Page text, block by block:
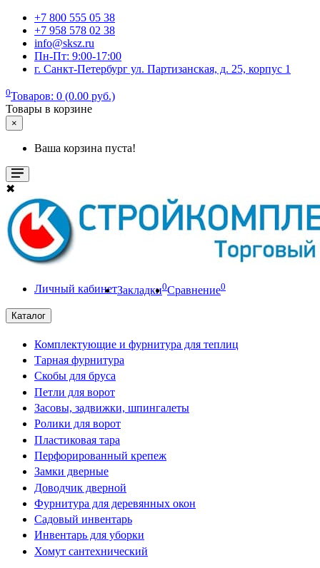
+7 800 555 05 38
+7 958 578 02 38
info@sksz.ru
Пн-Пт: 9:00-17:00
г. Санкт-Петербург ул. Партизанская, д. 25, корпус 1
0Товаров: 0 (0.00 руб.)
Товары в корзине
×
Ваша корзина пуста!
✖
Личный кабинетЗакладки0Сравнение0
Каталог
Комплектующие и фурнитура для теплиц
Тарная фурнитура
Скобы для бруса
Петли для ворот
Засовы, задвижки, шпингалеты
Ролики для ворот
Пластиковая тара
Перфорированный крепеж
Замки дверные
Доводчик дверной
Фурнитура для деревянных окон
Садовый инвентарь
Инвентарь для уборки
Хомут сантехнический